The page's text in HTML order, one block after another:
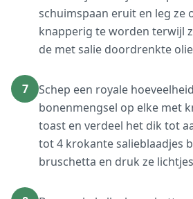
schuimspaan eruit en leg ze
knapperig te worden terwijl
de met salie doordrenkte
7
Schep een royale
bonenmengsel op elke met
toast en verdeel het dik tot
tot 4 krokante salieblaadjes
bruschetta en druk ze